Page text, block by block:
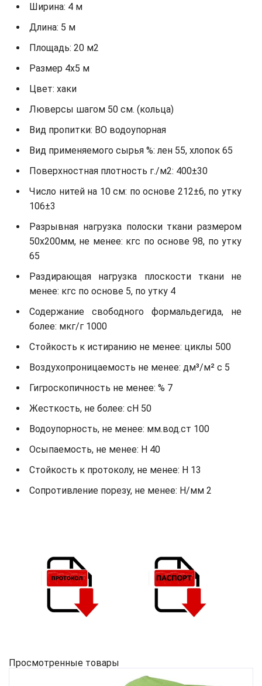
Ширина: 4 м
Длина: 5 м
Площадь: 20 м2
Размер 4х5 м
Цвет: хаки
Люверсы шагом 50 см. (кольца)
Вид пропитки: ВО водоупорная
Вид применяемого сырья %: лен 55, хлопок 65
Поверхностная плотность г./м2: 400±30
Число нитей на 10 см: по основе 212±6, по утку
106±3
Разрывная нагрузка полоски ткани размером
50х200мм, не менее: кгс по основе 98, по утку
65
Раздирающая нагрузка плоскости ткани не
менее: кгс по основе 5, по утку 4
Содержание свободного формальдегида, не
более: мкг/г 1000
Стойкость к истиранию не менее: циклы 500
Воздухопроницаемость не менее: дм³/м² с 5
Гигроскопичность не менее: % 7
Жесткость, не более: cH 50
Водоупорность, не менее: мм.вод.ст 100
Осыпаемость, не менее: H 40
Стойкость к протоколу, не менее: H 13
Сопротивление порезу, не менее: Н/мм 2
Просмотренные товары